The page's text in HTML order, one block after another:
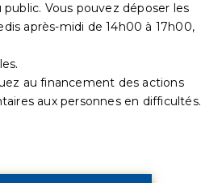
Vous pouvez déposer les
après-midi de 14h00 à 17h00,
au financement des actions
aux personnes en difficultés.